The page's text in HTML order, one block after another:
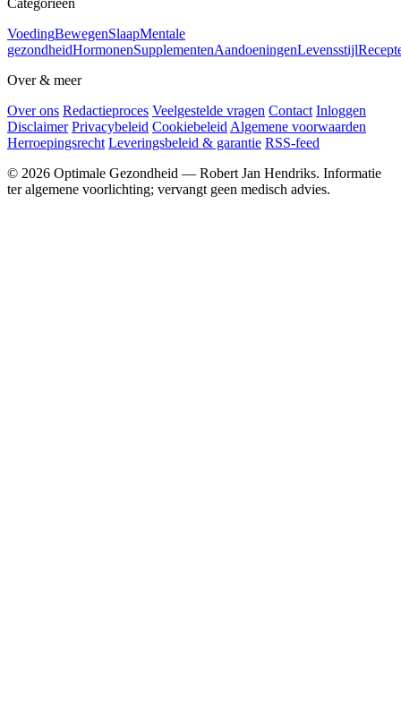
Categorieën
VoedingBewegenSlaapMentale
gezondheidHormonenSupplementenAandoeningenLevensstijl
Over & meer
Over ons Redactieproces Veelgestelde vragen Contact Inloggen
Disclaimer Privacybeleid Cookiebeleid Algemene voorwaarden
Herroepingsrecht Leveringsbeleid & garantie RSS-feed
© 2026 Optimale Gezondheid — Robert Jan Hendriks. Informatie
ter algemene voorlichting; vervangt geen medisch advies.